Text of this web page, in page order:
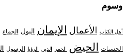
وسوم
أهل الكتاب الأعمال الإيمان البول الجماع
الحسنات الحيض الخمر الدين الرؤيا الرسول